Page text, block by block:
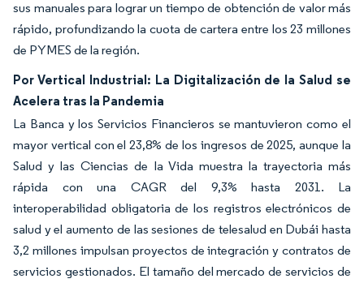
sus manuales para lograr un tiempo de obtención de valor más
rápido, profundizando la cuota de cartera entre los 23 millones
de PYMES de la región.
Por Vertical Industrial: La Digitalización de la Salud se
Acelera tras la Pandemia
La Banca y los Servicios Financieros se mantuvieron como el
mayor vertical con el 23,8% de los ingresos de 2025, aunque la
Salud y las Ciencias de la Vida muestra la trayectoria más
rápida con una CAGR del 9,3% hasta 2031. La
interoperabilidad obligatoria de los registros electrónicos de
salud y el aumento de las sesiones de telesalud en Dubái hasta
3,2 millones impulsan proyectos de integración y contratos de
servicios gestionados. El tamaño del mercado de servicios de